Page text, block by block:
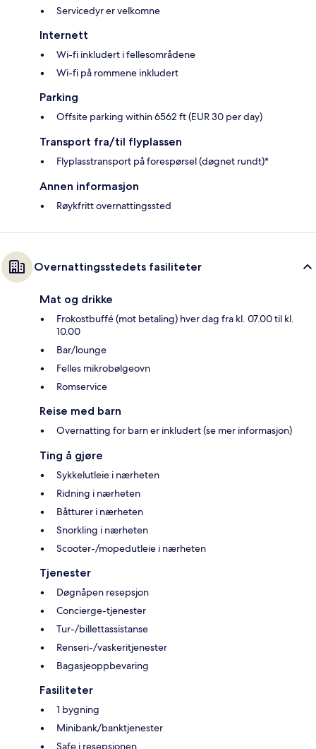
Servicedyr er velkomne
Internett
Wi-fi inkludert i fellesområdene
Wi-fi på rommene inkludert
Parking
Offsite parking within 6562 ft (EUR 30 per day)
Transport fra/til flyplassen
Flyplasstransport på forespørsel (døgnet rundt)*
Annen informasjon
Røykfritt overnattingssted
Overnattingsstedets fasiliteter
Mat og drikke
Frokostbuffé (mot betaling) hver dag fra kl. 07.00 til kl.
10.00
Bar/lounge
Felles mikrobølgeovn
Romservice
Reise med barn
Overnatting for barn er inkludert (se mer informasjon)
Ting å gjøre
Sykkelutleie i nærheten
Ridning i nærheten
Båtturer i nærheten
Snorkling i nærheten
Scooter-/mopedutleie i nærheten
Tjenester
Døgnåpen resepsjon
Concierge-tjenester
Tur-/billettassistanse
Renseri-/vaskeritjenester
Bagasjeoppbevaring
Fasiliteter
1 bygning
Minibank/banktjenester
Safe i resepsjonen